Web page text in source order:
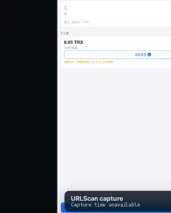
URLScan capture
Capture time unavailable